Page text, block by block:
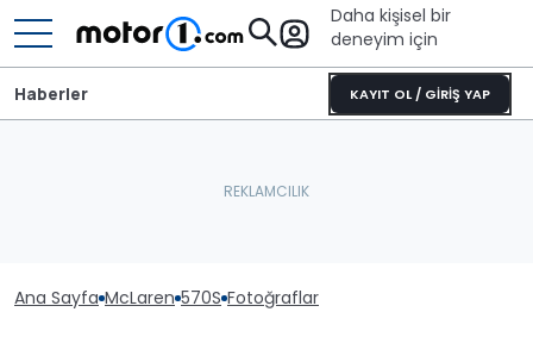
Daha kişisel bir
deneyim için
KAYIT OL / GİRİŞ YAP
Haberler
Ana Sayfa McLaren 570S Fotoğraflar